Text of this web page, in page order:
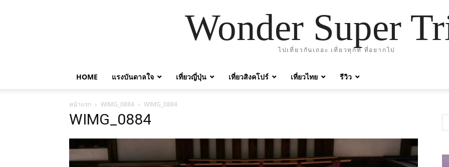
Wonder Super
ไปเที่ยวกันเถอะ เที่ยวทุกที่ ที่อยากไป
HOME แรงบันดาลใจ เที่ยวญี่ปุ่น เที่ยวสิงคโปร์ เที่ยวไทย รีวิว
หน้าแรก WIMG_0884 WIMG_0884
WIMG_0884